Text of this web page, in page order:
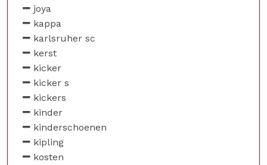
joya
kappa
karlsruher sc
kerst
kicker
kicker s
kickers
kinder
kinderschoenen
kipling
kosten